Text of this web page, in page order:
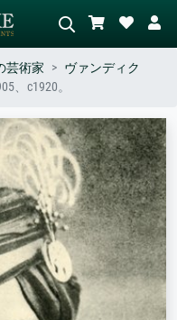
ンを説明してください – 例：
草原、赤の多い抽象画、暗い
絵、木のそばの立ち姿のヌー
ド。
芸術家
ヴァンディク
、c1920。